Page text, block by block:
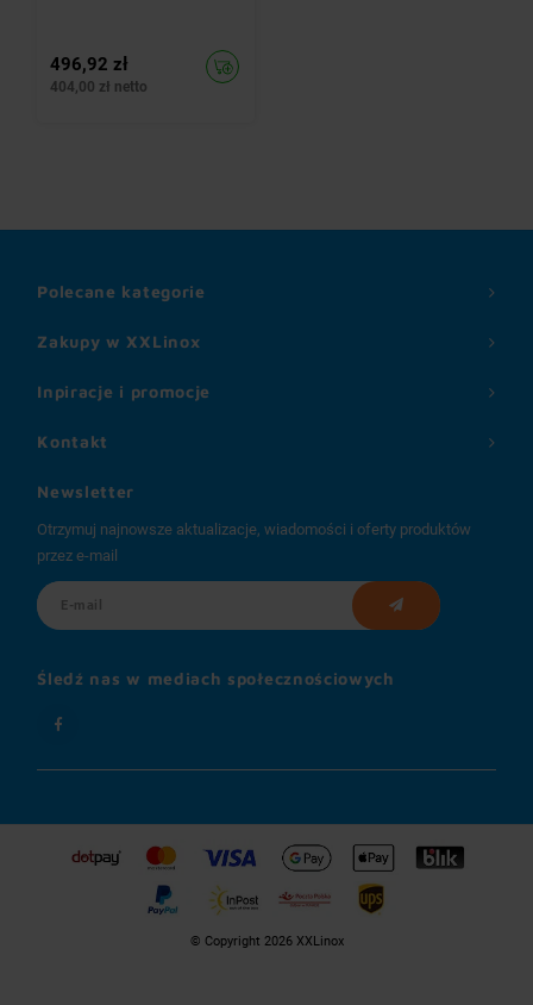
496,92 zł
404,00 zł netto
Zakupy w XXLinox
Inpiracje i promocje
Polecane kategorie
Kontakt
Newsletter
Otrzymuj najnowsze aktualizacje, wiadomości i oferty produktów
przez e-mail
Śledź nas w mediach społecznościowych
© Copyright 2026 XXLinox